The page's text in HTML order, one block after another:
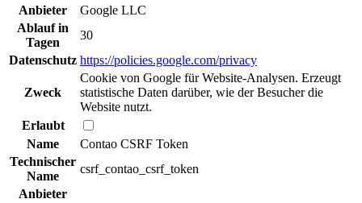
Anbieter
Google LLC
Ablauf in
Tagen
30
Datenschutz https://policies.google.com/privacy
Zweck
Cookie von Google für Website-Analysen. Erzeugt
statistische Daten darüber, wie der Besucher die
Website nutzt.
Erlaubt
Name
Contao CSRF Token
Technischer
Name
csrf_contao_csrf_token
Anbieter